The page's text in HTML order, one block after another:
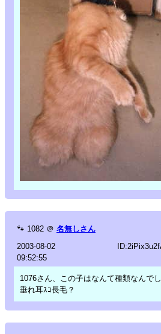
🐾 1082 ＠ 名無しさん
2003-08-02
09:52:55
1076さん、この子はなんて種類なんで
垂れ耳ｽｺ長毛？